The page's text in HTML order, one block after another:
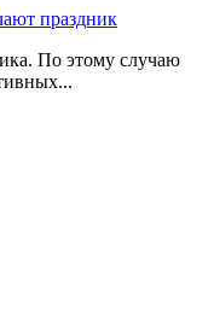
праздник
По этому случаю